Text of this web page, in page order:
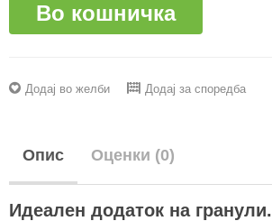
Во кошничка
Додај во желби Додај за споредба
Опис Оценки (0)
Идеален додаток на гранули.